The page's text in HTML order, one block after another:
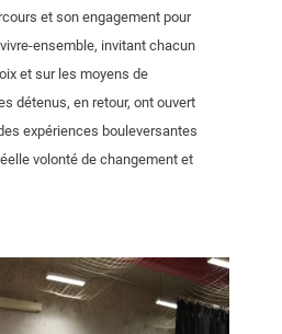
et son engagement pour
ensemble, invitant chacun
et sur les moyens de
détenus, en retour, ont ouvert
expériences bouleversantes
volonté de changement et